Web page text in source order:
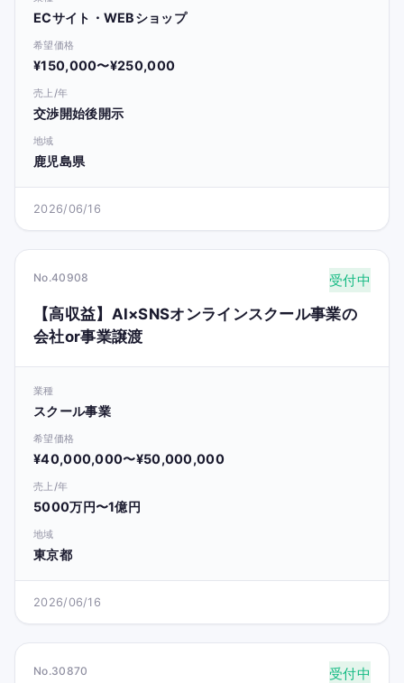
ECサイト・WEBショップ
希望価格
¥150,000〜¥250,000
売上/年
交渉開始後開示
地域
鹿児島県
2026/06/16
No.40908 受付中
【高収益】AI×SNSオンラインスクール事業の
会社or事業譲渡
業種
スクール事業
希望価格
¥40,000,000〜¥50,000,000
売上/年
5000万円〜1億円
地域
東京都
2026/06/16
No.30870 受付中